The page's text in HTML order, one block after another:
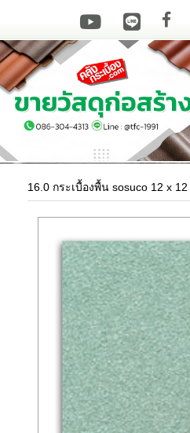
16.0 กระเบื้องพื้น sosuco 12 x 12